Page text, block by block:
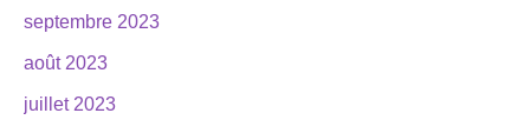
septembre 2023
août 2023
juillet 2023